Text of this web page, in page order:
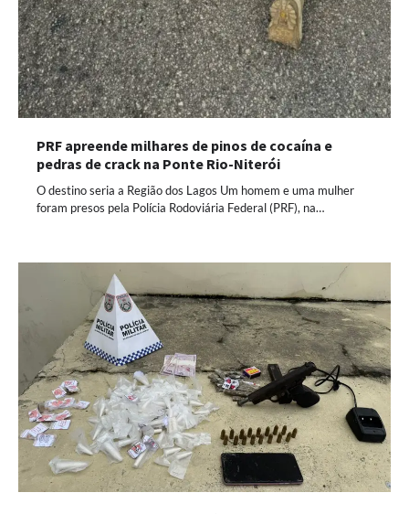
PRF apreende milhares de pinos de cocaína e
pedras de crack na Ponte Rio-Niterói
O destino seria a Região dos Lagos Um homem e uma mulher
foram presos pela Polícia Rodoviária Federal (PRF), na…